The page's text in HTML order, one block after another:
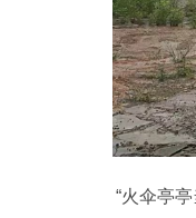
“火伞亭亭当